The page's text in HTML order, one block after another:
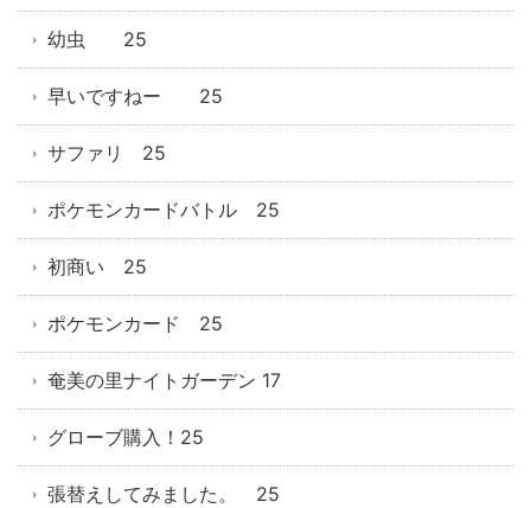
幼虫 25
早いですねー 25
サファリ 25
ポケモンカードバトル 25
初商い 25
ポケモンカード 25
奄美の里ナイトガーデン 17
グローブ購入！25
張替えしてみました。 25